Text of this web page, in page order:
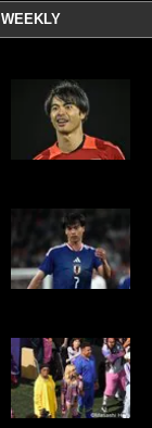
WEEKLY